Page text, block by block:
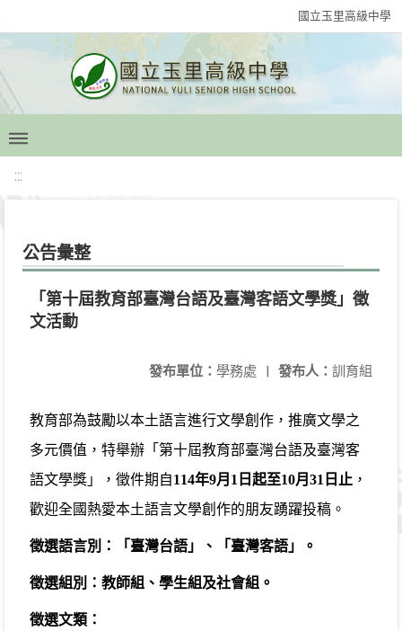
國立玉里高級中學
:::
公告彙整
「第十屆教育部臺灣台語及臺灣客語文學獎」徵
文活動
發布人： 訓育組
發布單位： 學務處 |
教育部為鼓勵以本土語言進行文學創作，推廣文學之
多元價值，特舉辦「第十屆教育部臺灣台語及臺灣客
語文學獎」，徵件期自114年9月1日起至10月31日止 ，
歡迎全國熱愛本土語言文學創作的朋友踴躍投稿。
徵選語言別：「臺灣台語」、「臺灣客語」。
徵選組別：教師組、學生組及社會組。
徵選文類：